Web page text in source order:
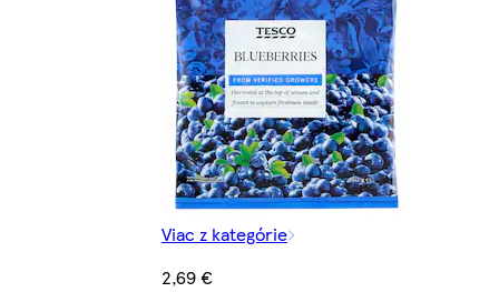
Viac z kategórie
2,69 €